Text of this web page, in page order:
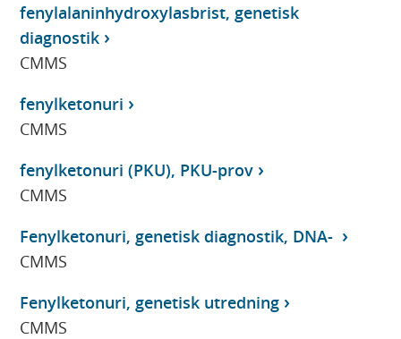
fenylalaninhydroxylasbrist, genetisk
diagnostik
CMMS
fenylketonuri
CMMS
fenylketonuri (PKU), PKU-prov
CMMS
Fenylketonuri, genetisk diagnostik, DNA-
CMMS
Fenylketonuri, genetisk utredning
CMMS